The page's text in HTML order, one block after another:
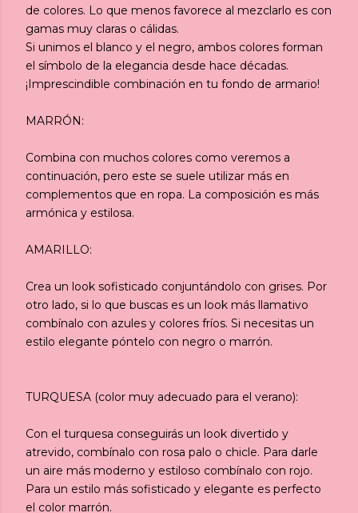
de colores. Lo que menos favorece al mezclarlo es con
gamas muy claras o cálidas.
Si unimos el blanco y el negro, ambos colores forman
el símbolo de la elegancia desde hace décadas.
¡Imprescindible combinación en tu fondo de armario!
MARRÓN:
Combina con muchos colores como veremos a
continuación, pero este se suele utilizar más en
complementos que en ropa. La composición es más
armónica y estilosa.
AMARILLO:
Crea un look sofisticado conjuntándolo con grises. Por
otro lado, si lo que buscas es un look más llamativo
combínalo con azules y colores fríos. Si necesitas un
estilo elegante póntelo con negro o marrón.
TURQUESA (color muy adecuado para el verano):
Con el turquesa conseguirás un look divertido y
atrevido, combínalo con rosa palo o chicle. Para darle
un aire más moderno y estiloso combínalo con rojo.
Para un estilo más sofisticado y elegante es perfecto
el color marrón.